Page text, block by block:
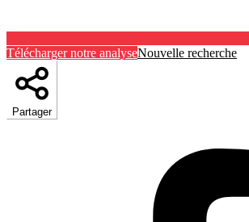
Télécharger notre analyseNouvelle recherche
Partager